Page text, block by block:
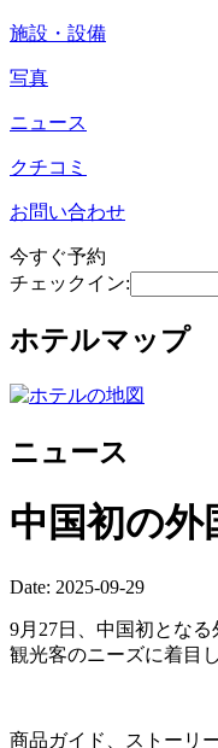
施設・設備
写真
ニュース
クチコミ
お問い合わせ
今すぐ予約
チェックイン:
ホテルマップ
ニュース
中国初の
Date: 2025-09-29
9月27日、中国初とな
観光客のニーズに着目
商品ガイド、ストーリ